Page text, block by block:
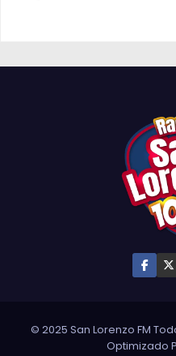
© 2025 San Lorenzo FM
Optimizado